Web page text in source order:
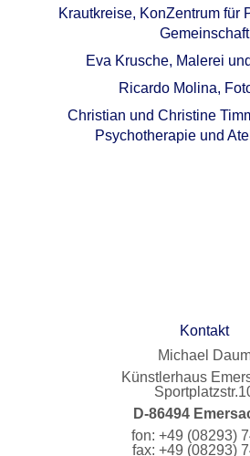
Krautkreise, KonZentrum für
Gemeinschaft
Eva Krusche, Malerei
Ricardo Molina,
Christian und Christine
Psychotherapie und
Kontakt
Michael
Künstlerhaus
D-86494
fon: +49 (08293)
fax: +49 (08293)